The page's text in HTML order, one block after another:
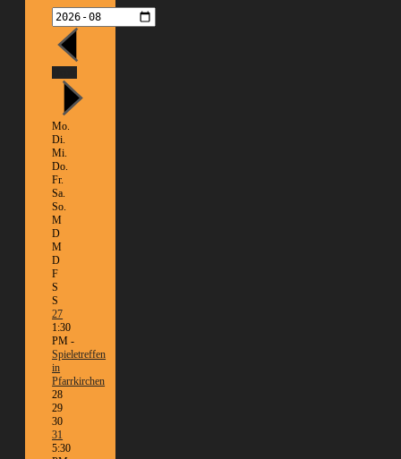
Mo.
Di.
Mi.
Do.
Fr.
Sa.
So.
M
D
M
D
F
S
S
27
1:30
PM -
Spieletreffen
in
Pfarrkirchen
28
29
30
31
5:30